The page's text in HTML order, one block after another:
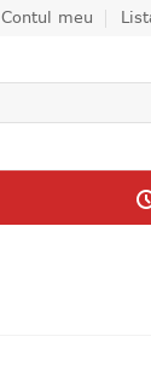
Contul meu